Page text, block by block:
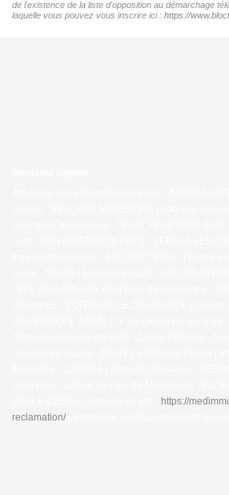
de l'existence de la liste d'opposition au démarchage
laquelle vous pouvez vous inscrire ici : https://
https://
reclamation/